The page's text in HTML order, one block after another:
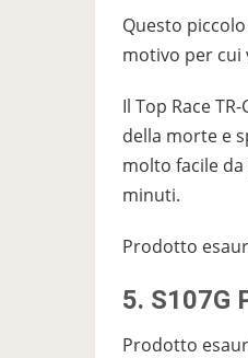
Questo
motivo per cui
Il Top Race
della morte e
molto facile
minuti.
Prodotto
5. S107G
Prodotto